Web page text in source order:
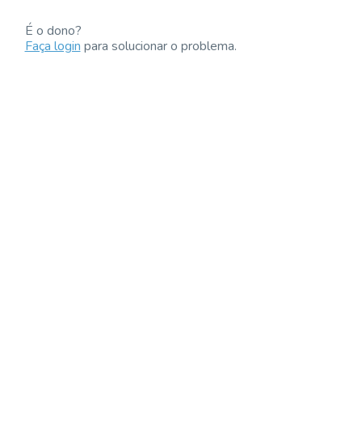
É o dono?
Faça loginpara solucionar o problema.